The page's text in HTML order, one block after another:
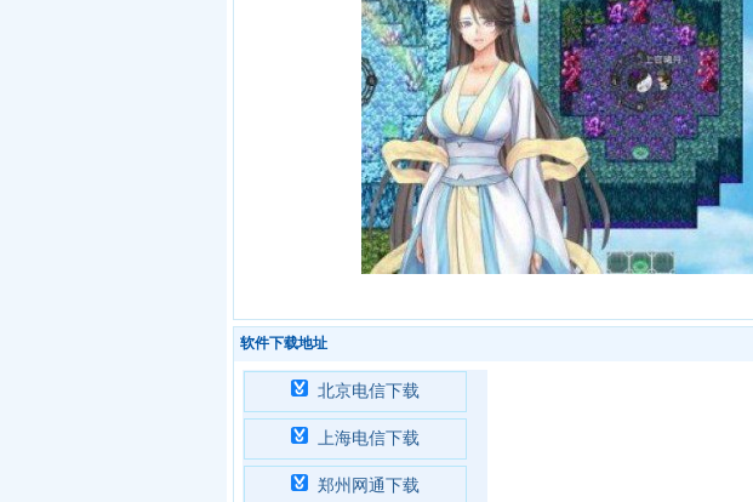
软件下载地址
北京电信下载
上海电信下载
郑州网通下载